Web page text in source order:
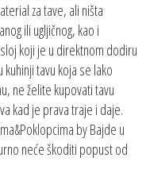
za tave, ali ništa
ili ugljičnog, kao i
koji je u direktnom dodiru
tavu koja se lako
ne želite kupovati tavu
kad je prava traje i daje.
by Bajde u
neće škoditi popust od